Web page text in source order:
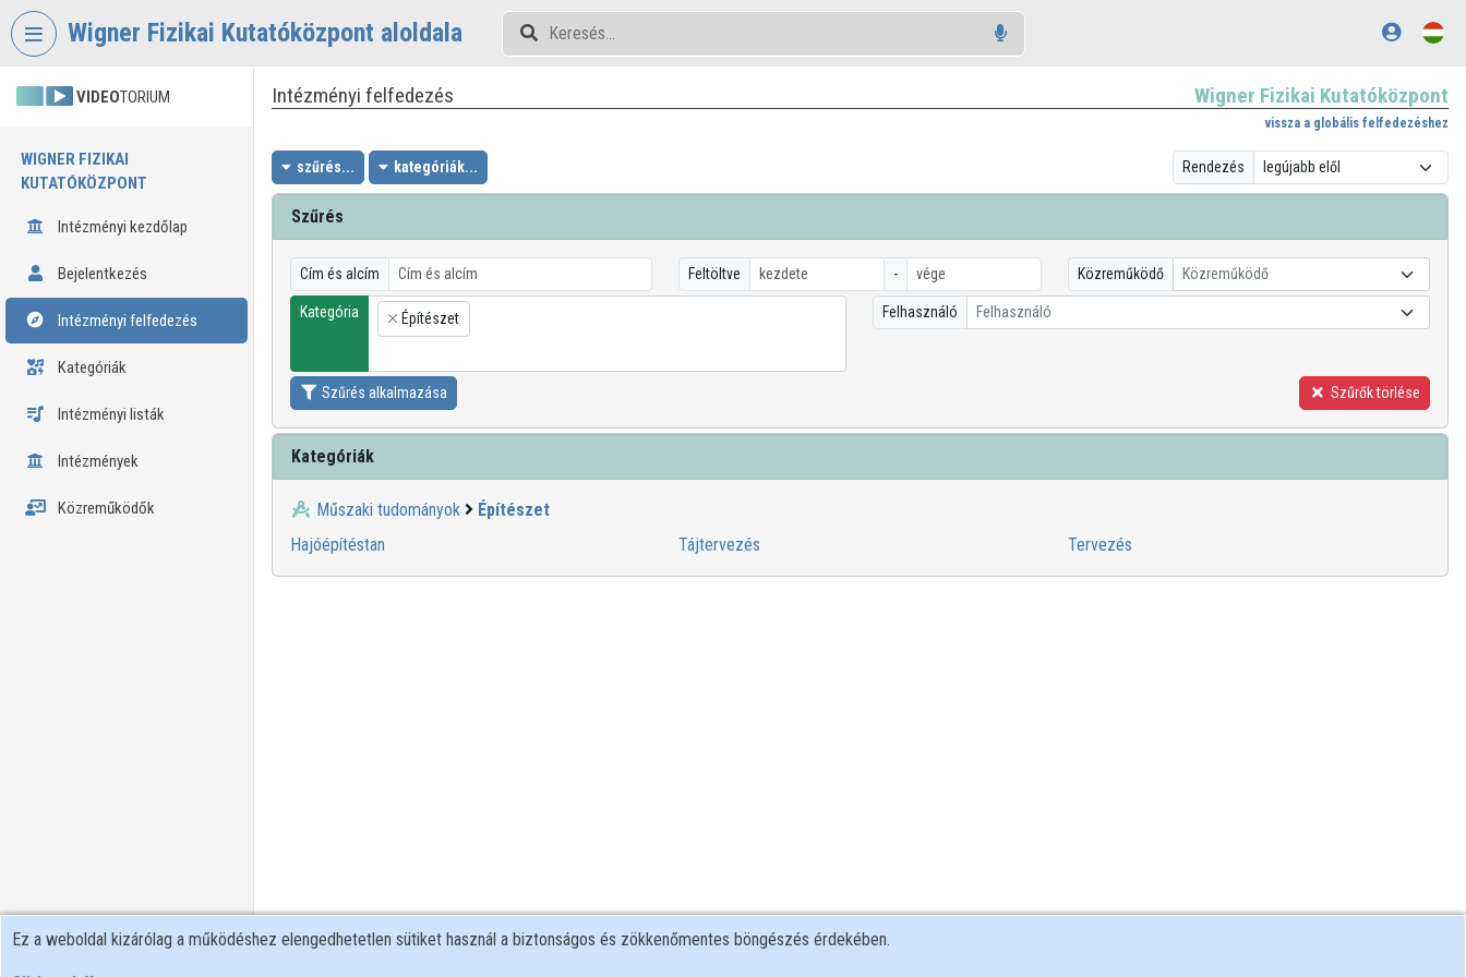
Fejléc kihagyása
Wigner Fizikai Kutatóközpont aloldala
VIDEOTORIUM
WIGNER FIZIKAI
KUTATÓKÖZPONT
Intézményi kezdőlap
Bejelentkezés
Intézményi felfedezés
Kategóriák
Intézményi listák
Intézmények
Közreműködők
Intézményi felfedezés Wigner Fizikai Kutatóközpont
vissza a globális felfedezéshez
szűrés... kategóriák... Rendezés
Szűrés
Cím és alcím Feltöltve - Közreműködő Közreműködő
Kategória
×
Építészet Felhasználó Felhasználó
Szűrés alkalmazása Szűrők törlése
Kategóriák
Műszaki tudományok
Építészet
Hajóépítéstan
Tájtervezés Tervezés
Ez a weboldal kizárólag a működéshez elengedhetetlen sütiket használ a biztonságos és zökkenőmentes böngészés érdekében.